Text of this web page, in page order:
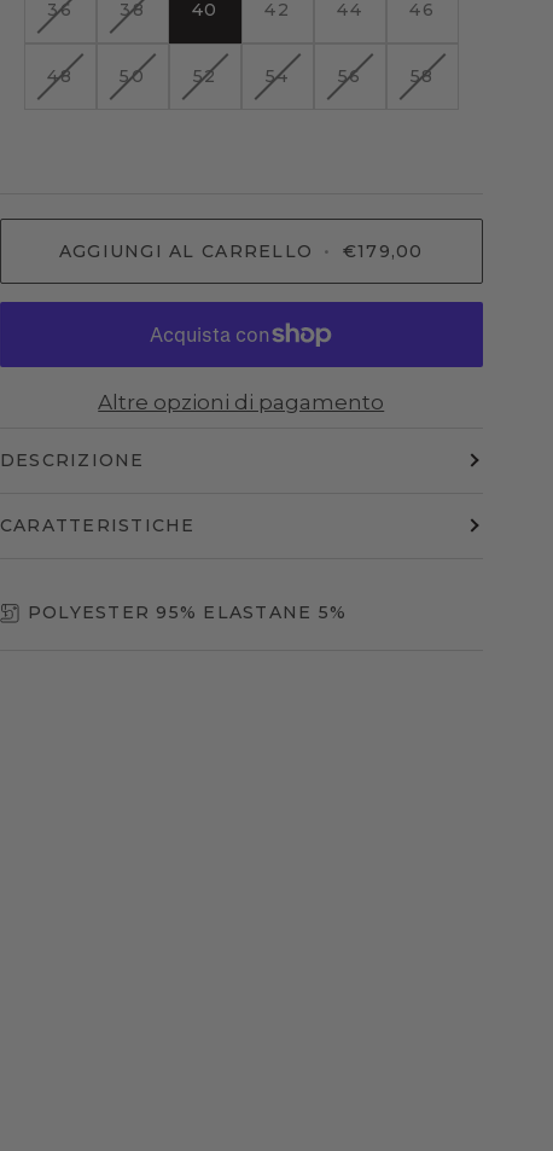
36VARIANTE
ESAURITA
O
NON
38VARIANTE
O
NON
40 42 44 46
48VARIANTE
ESAURITA
50VARIANTE
ESAURITA
52VARIANTE
ESAURITA
54VARIANTE
ESAURITA
56VARIANTE
ESAURITA
58VARIANTE
AGGIUNGI AL CARRELLO • €179,00
Altre opzioni di pagamento
DESCRIZIONE
CARATTERISTICHE
POLYESTER 95% ELASTANE 5%